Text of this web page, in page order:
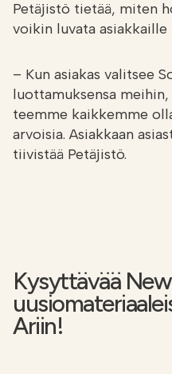
Petäjistö tietää, miten
voikin luvata asiakkaille
– Kun asiakas valitsee
luottamuksensa
teemme kaikkemme
arvoisia. Asiakkaan
tiivistää Petäjistö.
Kysyttävää
Ariin!